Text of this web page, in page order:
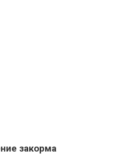
закорма